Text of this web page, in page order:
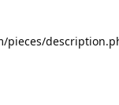
pieces/